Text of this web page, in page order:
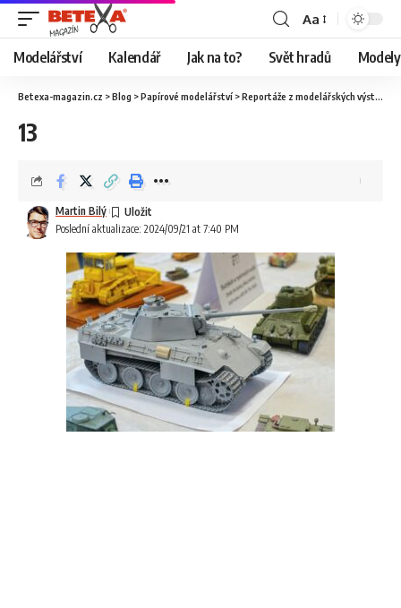
Aa
Modelářství Kalendář Jak na to? Svět hradů
Betexa-magazin.cz >Blog >Papírové modelářství >Reportáže z modelářských výstav
13
Poslední aktualizace: 2024/09/21 at 7:40 PM
Martin Bilý